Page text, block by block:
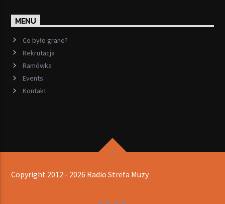
MENU
Co było grane?
Rekrutacja
Ramówka
Events
Kontakt
Copyright 2012 - 2026 Radio Strefa Muzy